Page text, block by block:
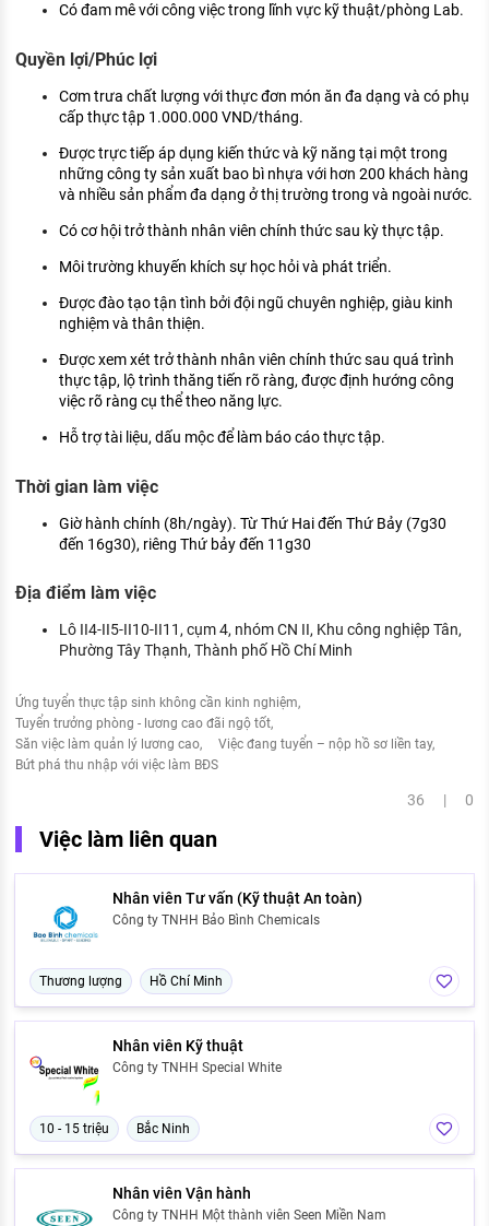
Có đam mê với công việc trong lĩnh vực kỹ thuật/phòng Lab.
Quyền lợi/Phúc lợi
Cơm trưa chất lượng với thực đơn món ăn đa dạng và có phụ
cấp thực tập 1.000.000 VND/tháng.
Được trực tiếp áp dụng kiến thức và kỹ năng tại một trong
những công ty sản xuất bao bì nhựa với hơn 200 khách hàng
và nhiều sản phẩm đa dạng ở thị trường trong và ngoài nước.
Có cơ hội trở thành nhân viên chính thức sau kỳ thực tập.
Môi trường khuyến khích sự học hỏi và phát triển.
Được đào tạo tận tình bởi đội ngũ chuyên nghiệp, giàu kinh
nghiệm và thân thiện.
Được xem xét trở thành nhân viên chính thức sau quá trình
thực tập, lộ trình thăng tiến rõ ràng, được định hướng công
việc rõ ràng cụ thể theo năng lực.
Hỗ trợ tài liệu, dấu mộc để làm báo cáo thực tập.
Thời gian làm việc
Giờ hành chính (8h/ngày). Từ Thứ Hai đến Thứ Bảy (7g30
đến 16g30), riêng Thứ bảy đến 11g30
Địa điểm làm việc
Lô II4-II5-II10-II11, cụm 4, nhóm CN II, Khu công nghiệp Tân,
Phường Tây Thạnh, Thành phố Hồ Chí Minh
Ứng tuyển thực tập sinh không cần kinh nghiệm
Tuyển trưởng phòng - lương cao đãi ngộ tốt
Săn việc làm quản lý lương cao
Việc đang tuyển – nộp hồ sơ liền tay
Bứt phá thu nhập với việc làm BĐS
36 | 0
Việc làm liên quan
Nhân viên Tư vấn (Kỹ thuật An toàn)
Công ty TNHH Bảo Bình Chemicals
Thương lượng Hồ Chí Minh
Nhân viên Kỹ thuật
Công ty TNHH Special White
10 - 15 triệu Bắc Ninh
Nhân viên Vận hành
Công ty TNHH Một thành viên Seen Miền Nam